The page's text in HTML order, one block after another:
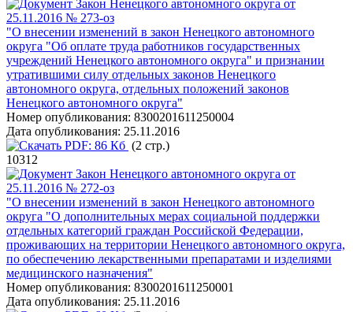
Закон Ненецкого автономного округа от
25.11.2016 № 273-оз
"О внесении изменений в закон Ненецкого автономного
округа "Об оплате труда работников государственных
учреждений Ненецкого автономного округа" и признании
утратившими силу отдельных законов Ненецкого
автономного округа, отдельных положений законов
Ненецкого автономного округа"
Номер опубликования: 8300201611250004
Дата опубликования: 25.11.2016
PDF: 86 Кб (2 стр.)
10312
Закон Ненецкого автономного округа от
25.11.2016 № 272-оз
"О внесении изменений в закон Ненецкого автономного
округа "О дополнительных мерах социальной поддержки
отдельных категорий граждан Российской Федерации,
проживающих на территории Ненецкого автономного округа,
по обеспечению лекарственными препаратами и изделиями
медицинского назначения"
Номер опубликования: 8300201611250001
Дата опубликования: 25.11.2016